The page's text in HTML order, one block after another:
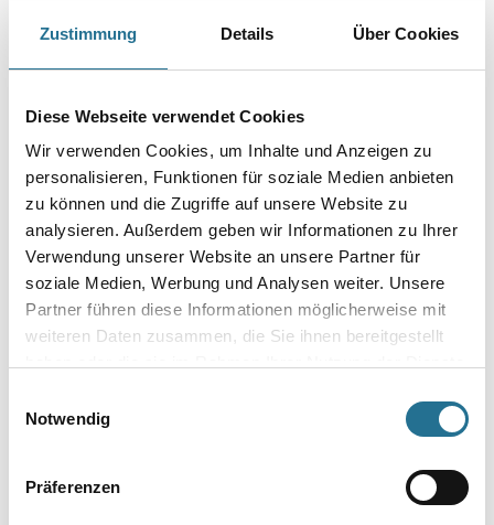
Zustimmung Details Über Cookies
Diese Webseite verwendet Cookies
Wir verwenden Cookies, um Inhalte und Anzeigen zu
personalisieren, Funktionen für soziale Medien anbieten
zu können und die Zugriffe auf unsere Website zu
analysieren. Außerdem geben wir Informationen zu Ihrer
Verwendung unserer Website an unsere Partner für
soziale Medien, Werbung und Analysen weiter. Unsere
Partner führen diese Informationen möglicherweise mit
weiteren Daten zusammen, die Sie ihnen bereitgestellt
Notwendig
Präferenzen
Reinigungs- und Waschverdünner mit hervorragenden fettlösenden
Gebinde
Umrechnungsfaktoren
PRODUKTEIGENSCHAFTEN